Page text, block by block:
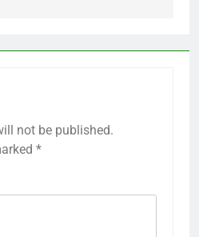
not be published.
*